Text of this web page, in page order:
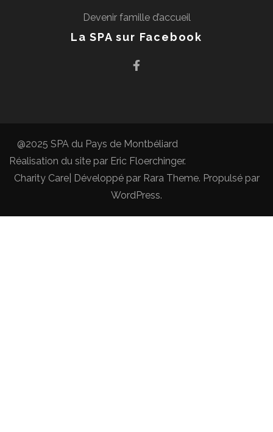
Devenir famille d’accueil
La SPA sur Facebook
@2025 SPA du Pays de Montbéliard
Réalisation du site par Eric Floerchinger.
Charity Care| Développé par Rara Theme. Propulsé par
WordPress.